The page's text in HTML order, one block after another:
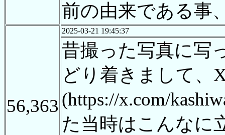
前の由来である事
56,363
2025-03-21 19:45:37
昔撮った写真に写
どり着きまして、
(https://x.com/
た当時はこんなに